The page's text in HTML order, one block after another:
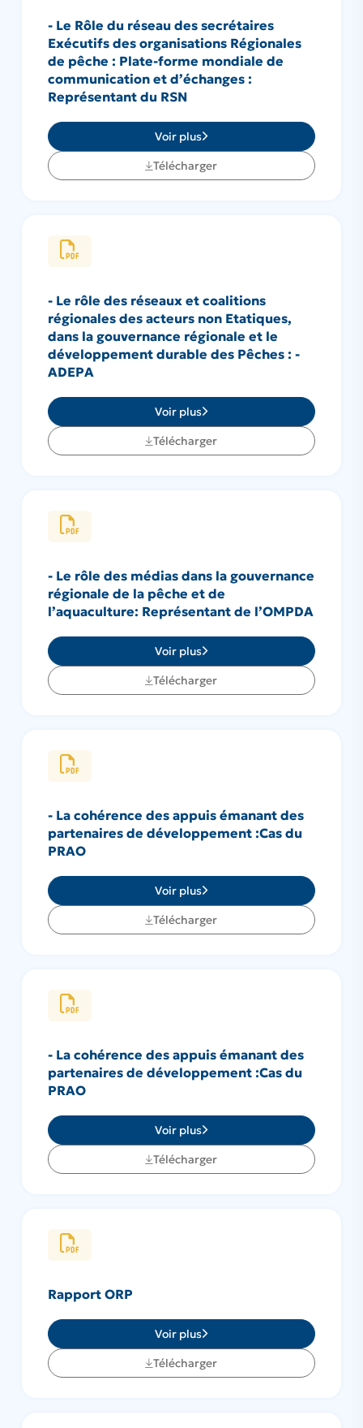
- Le Rôle du réseau des secrétaires
Exécutifs des organisations Régionales
de pêche : Plate-forme mondiale de
communication et d’échanges :
Représentant du RSN
Voir plus
Télécharger
- Le rôle des réseaux et coalitions
régionales des acteurs non Etatiques,
dans la gouvernance régionale et le
développement durable des Pêches : -
ADEPA
Voir plus
Télécharger
- Le rôle des médias dans la gouvernance
régionale de la pêche et de
l’aquaculture: Représentant de l’OMPDA
Voir plus
Télécharger
- La cohérence des appuis émanant des
partenaires de développement :Cas du
PRAO
Voir plus
Télécharger
- La cohérence des appuis émanant des
partenaires de développement :Cas du
PRAO
Voir plus
Télécharger
Rapport ORP
Voir plus
Télécharger